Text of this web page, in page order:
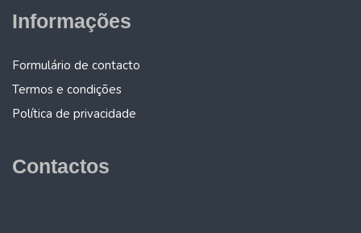
Informações
Formulário de contacto
Termos e condições
Política de privacidade
Contactos